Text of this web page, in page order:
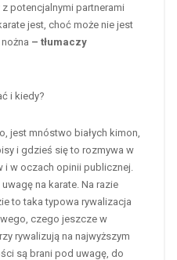
potencjalnymi partnerami
jest, choć może nie jest
– tłumaczy
i kiedy?
jest mnóstwo białych kimon,
i gdzieś się to rozmywa w
w oczach opinii publicznej.
na karate. Na razie
to taka typowa rywalizacja
czego jeszcze w
rywalizują na najwyższym
są brani pod uwagę, do